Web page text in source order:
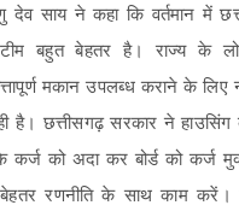
देव साय ने कहा कि वर्तमान में
टीम बहुत बेहतर है। राज्य के
मकान उपलब्ध कराने के लिए
छत्तीसगढ़ सरकार ने हाउसिंग
को अदा कर बोर्ड को कर्ज
बेहतर रणनीति के साथ काम करें।